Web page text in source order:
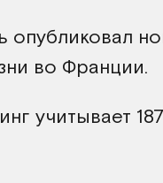
опубликовал
во Франции.
учитывает 187